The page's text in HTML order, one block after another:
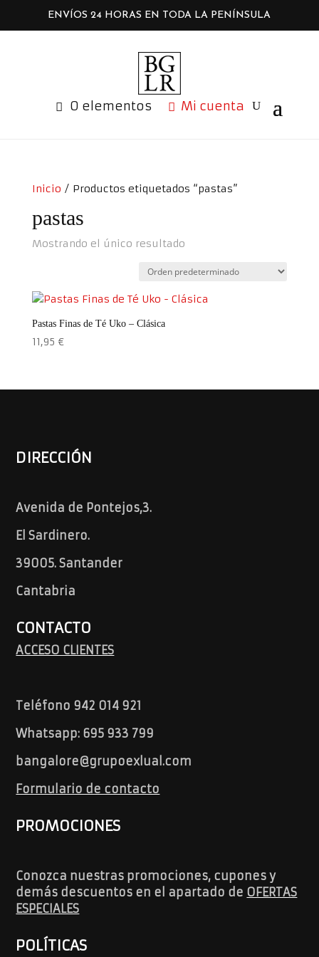
ENVÍOS 24 HORAS EN TODA LA PENÍNSULA
0 elementos Mi cuenta
Inicio / Productos etiquetados “pastas”
pastas
Mostrando el único resultado
Pastas Finas de Té Uko – Clásica
11,95 €
DIRECCIÓN
Avenida de Pontejos,3.
El Sardinero.
39005. Santander
Cantabria
CONTACTO
ACCESO CLIENTES
Teléfono 942 014 921
Whatsapp: 695 933 799
bangalore@grupoexlual.com
Formulario de contacto
PROMOCIONES
Conozca nuestras promociones, cupones y
demás descuentos en el apartado de OFERTAS
ESPECIALES
POLÍTICAS